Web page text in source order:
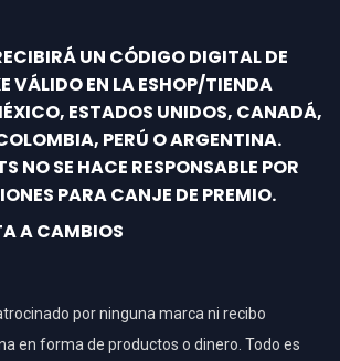
UN CÓDIGO DIGITAL DE
VÁLIDO EN LA ESHOP/TIENDA
ESTADOS UNIDOS, CANADÁ,
PERÚ O ARGENTINA.
NO SE HACE RESPONSABLE POR
PARA CANJE DE PREMIO.
A CAMBIOS
por ninguna marca ni recibo
en forma de productos o dinero. Todo es